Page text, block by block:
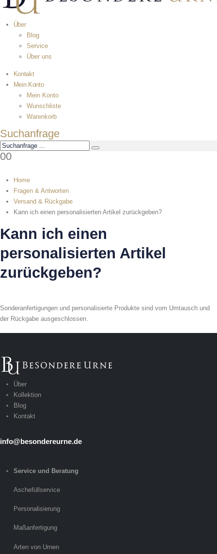
Über
Blog
Service
Über uns
Kontakt
Mein Konto
Mein Konto
Wunschliste
Warenkorb
Suchanfrage
00
Home
Fragen & Antworten
Versand & Rückgabe
Kann ich einen personalisierten Artikel zurückgeben?
Kann ich einen
personalisierten Artikel
zurückgeben?
Sonderanfertigungen und personalisierte Produkte sind vom Umtausch und
der Rückgabe ausgeschlossen.
Über
Kollektion
Blog
Kontakt
info@besondereurne.de
Service und Beratung
Aschefüllservice
Personalisierung
Maßanfertigung
Arten von Urnen